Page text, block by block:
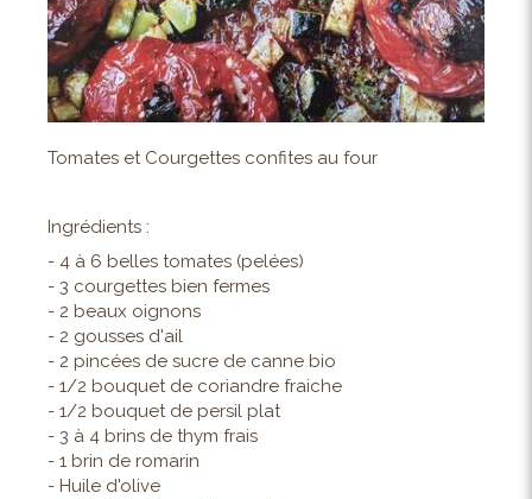
Tomates et Courgettes confites au four
Ingrédients :
- 4 à 6 belles tomates (pelées)
- 3 courgettes bien fermes
- 2 beaux oignons
- 2 gousses d'ail
- 2 pincées de sucre de canne bio
- 1/2 bouquet de coriandre fraiche
- 1/2 bouquet de persil plat
- 3 à 4 brins de thym frais
- 1 brin de romarin
- Huile d'olive